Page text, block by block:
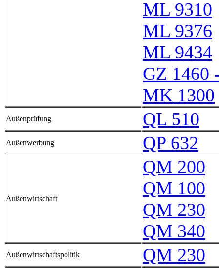
ML 9310
ML 9376
ML 9434
GZ 1460
MK 1300
Außenprüfung QL 510
Außenwerbung QP 632
Außenwirtschaft
QM 200
QM 100
QM 230
QM 340
Außenwirtschaftspolitik QM 230